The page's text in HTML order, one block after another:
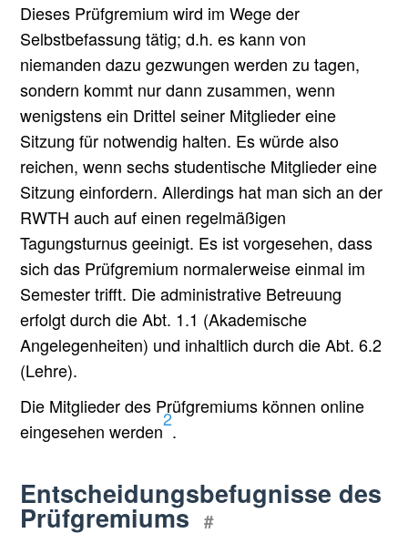
Dieses Prüfgremium wird im Wege der
Selbstbefassung tätig; d.h. es kann von
niemanden dazu gezwungen werden zu tagen,
sondern kommt nur dann zusammen, wenn
wenigstens ein Drittel seiner Mitglieder eine
Sitzung für notwendig halten. Es würde also
reichen, wenn sechs studentische Mitglieder eine
Sitzung einfordern. Allerdings hat man sich an der
RWTH auch auf einen regelmäßigen
Tagungsturnus geeinigt. Es ist vorgesehen, dass
sich das Prüfgremium normalerweise einmal im
Semester trifft. Die administrative Betreuung
erfolgt durch die Abt. 1.1 (Akademische
Angelegenheiten) und inhaltlich durch die Abt. 6.2
(Lehre).
Die Mitglieder des Prüfgremiums können online
eingesehen werden
2
.
Entscheidungsbefugnisse des
Prüfgremiums #